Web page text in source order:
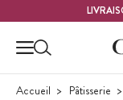
Accueil Pâtisserie